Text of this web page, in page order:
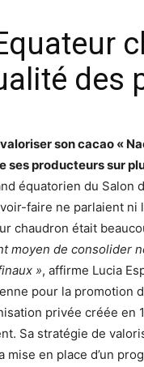
des
son cacao «
ses producteurs sur
équatorien du Salon
faire ne parlaient ni
chaudron était
moyen de consolider
», affirme Lucia
pour la promotion
privée créée en
Sa stratégie de
en place d’un